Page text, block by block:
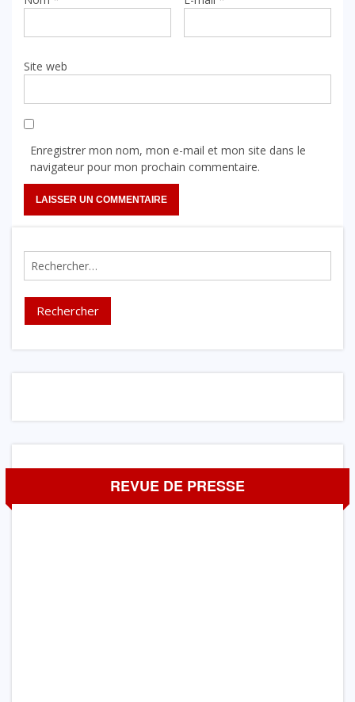
Site web
Enregistrer mon nom, mon e-mail et mon site dans le
navigateur pour mon prochain commentaire.
Rechercher :
REVUE DE PRESSE